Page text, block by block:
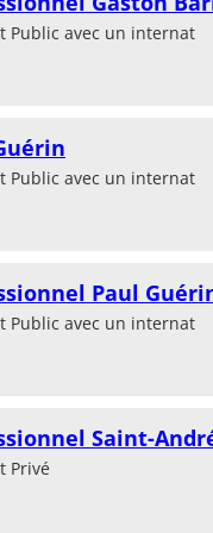
Public avec un internat
Public avec un internat
Paul
Public avec un internat
Saint-
Privé